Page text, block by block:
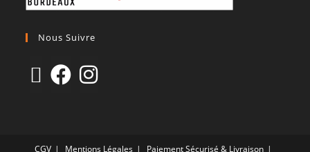
Nous Suivre
CGV Mentions Légales Paiement Sécurisé & Livraison